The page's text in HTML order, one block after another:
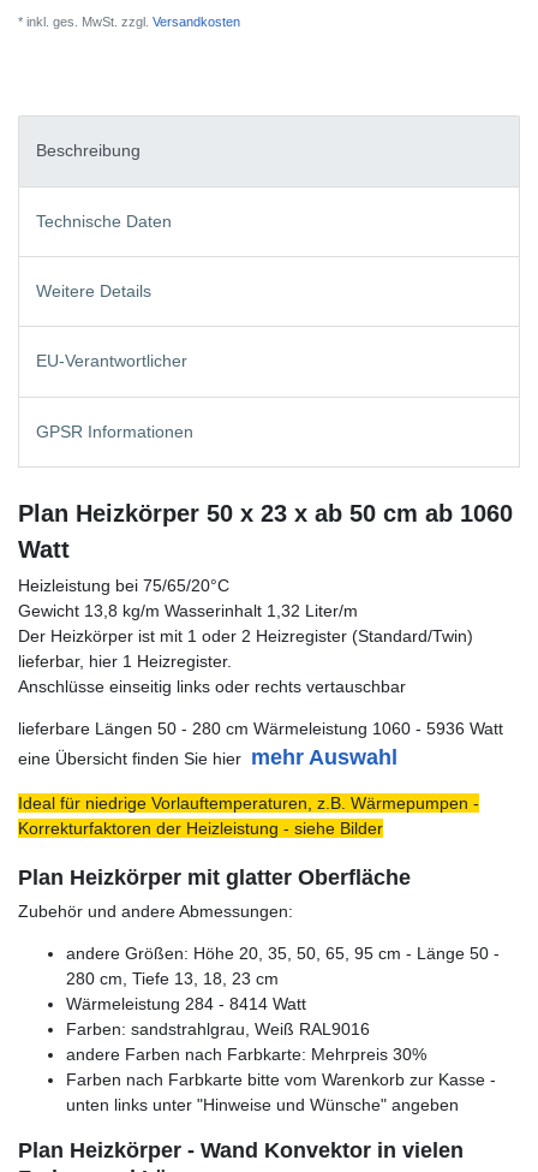
* inkl. ges. MwSt. zzgl. Versandkosten
Beschreibung
Technische Daten
Weitere Details
EU-Verantwortlicher
GPSR Informationen
Plan Heizkörper 50 x 23 x ab 50 cm ab 1060
Watt
Heizleistung bei 75/65/20°C
Gewicht 13,8 kg/m Wasserinhalt 1,32 Liter/m
Der Heizkörper ist mit 1 oder 2 Heizregister (Standard/Twin)
lieferbar, hier 1 Heizregister.
Anschlüsse einseitig links oder rechts vertauschbar
lieferbare Längen 50 - 280 cm Wärmeleistung 1060 - 5936 Watt
eine Übersicht finden Sie hier mehr Auswahl
Ideal für niedrige Vorlauftemperaturen, z.B. Wärmepumpen -
Korrekturfaktoren der Heizleistung - siehe Bilder
Plan Heizkörper mit glatter Oberfläche
Zubehör und andere Abmessungen:
andere Größen: Höhe 20, 35, 50, 65, 95 cm - Länge 50 -
280 cm, Tiefe 13, 18, 23 cm
Wärmeleistung 284 - 8414 Watt
Farben: sandstrahlgrau, Weiß RAL9016
andere Farben nach Farbkarte: Mehrpreis 30%
Farben nach Farbkarte bitte vom Warenkorb zur Kasse -
unten links unter "Hinweise und Wünsche" angeben
Plan Heizkörper - Wand Konvektor in vielen